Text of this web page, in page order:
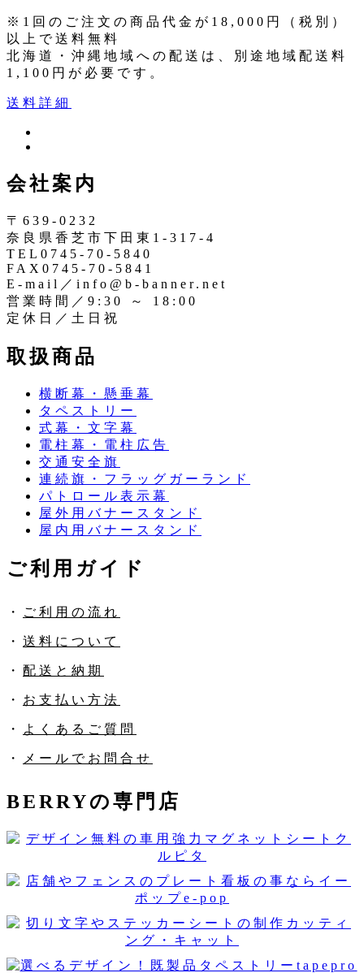
※1回のご注文の商品代金が18,000円（税別）
以上で送料無料
北海道・沖縄地域への配送は、別途地域配送料
1,100円が必要です。
送料詳細
タ
ス
会社案内
〒639-0232
奈良県香芝市下田東1-317-4
TEL0745-70-5840
FAX0745-70-5841
E-mail／info@b-banner.net
営業時間／9:30 ～ 18:00
定休日／土日祝
取扱商品
横断幕・懸垂幕
タペストリー
式幕・文字幕
電柱幕・電柱広告
交通安全旗
連続旗・フラッグガーランド
パトロール表示幕
屋外用バナースタンド
屋内用バナースタンド
ご利用ガイド
・ ご利用の流れ
・ 送料について
・ 配送と納期
・ お支払い方法
・ よくあるご質問
・ メールでお問合せ
BERRYの専門店